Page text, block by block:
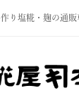
り塩糀・麹の通